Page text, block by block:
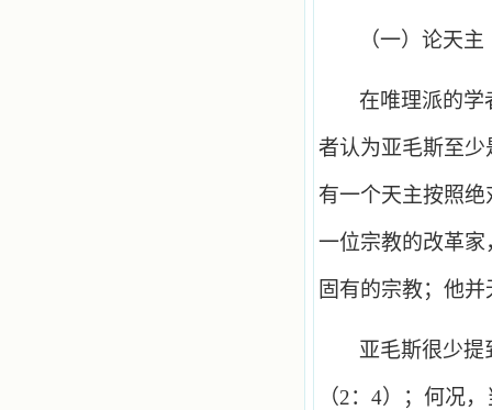
（一）论天主
在唯理派的学
者认为亚毛斯至
有一个天主按照
一位宗教的改革
固有的宗教；他
亚毛斯很少提
（2： 4）；何况